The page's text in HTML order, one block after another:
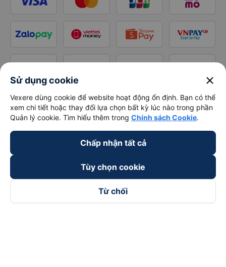
Sử dụng cookie close
Vexere dùng cookie để website hoạt động ổn định. Bạn có thể
xem chi tiết hoặc thay đổi lựa chọn bất kỳ lúc nào trong phần
Quản lý cookie. Tìm hiểu thêm trong Chính sách Cookie.
Chấp nhận tất cả
Tùy chọn cookie
Từ chối